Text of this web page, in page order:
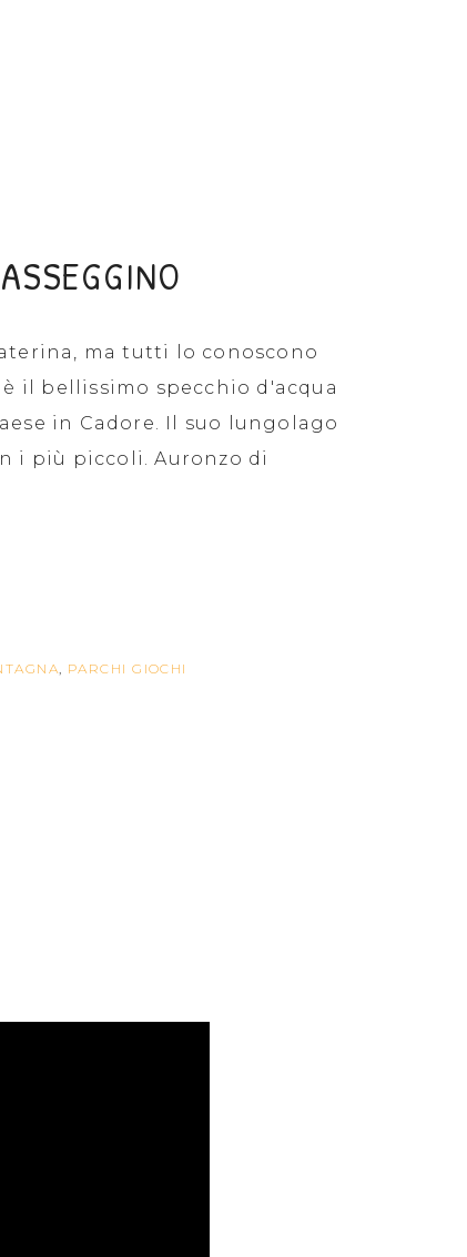
ma tutti lo conoscono
il bellissimo specchio d'acqua
in Cadore. Il suo lungolago
i più piccoli. Auronzo di
PARCHI GIOCHI